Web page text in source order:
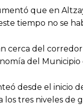
que en
tiempo no se
cerca del
del Municipio
desde el inicio
tres niveles de